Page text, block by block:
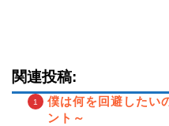
関連投稿:
僕は何を回避した
ント～